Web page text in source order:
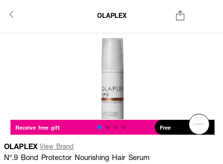
OLAPLEX
Receive free gift Free
OLAPLEX View Brand
Nº.9 Bond Protector Nourishing Hair Serum